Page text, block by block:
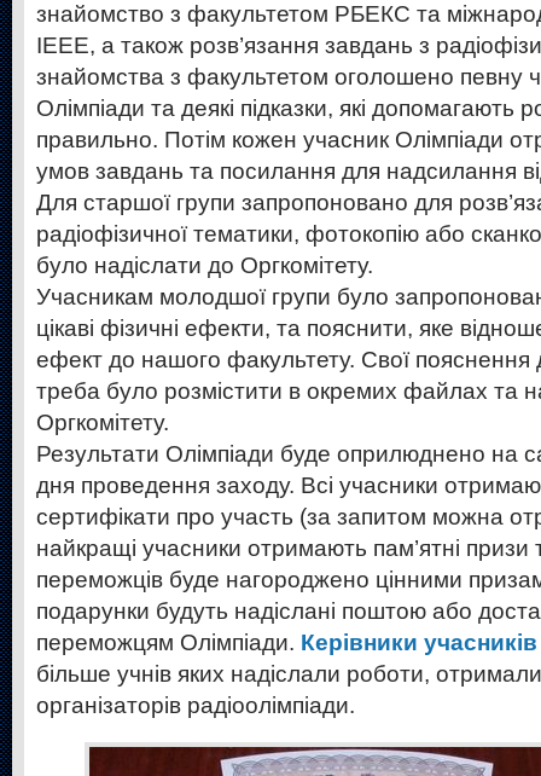
знайомство з факультетом РБЕКС та
IEEE, а також розв’язання завдань з
знайомства з факультетом оголошено певну
Олімпіади та деякі підказки, які допомагають
правильно. Потім кожен учасник Олімпіади
умов завдань та посилання для надсилання
Для старшої групи запропоновано для
радіофізичної тематики, фотокопію або
було надіслати до Оргкомітету.
Учасникам молодшої групи було
цікаві фізичні ефекти, та пояснити, яке
ефект до нашого факультету. Свої пояснення
треба було розмістити в окремих файлах та
Оргкомітету.
Результати Олімпіади буде оприлюднено на
дня проведення заходу. Всі учасники
сертифікати про участь (за запитом можна
найкращі учасники отримають пам’ятні призи
переможців буде нагороджено цінними
подарунки будуть надіслані поштою або
переможцям Олімпіади. Керівники учасників
більше учнів яких надіслали роботи,
організаторів радіоолімпіади.